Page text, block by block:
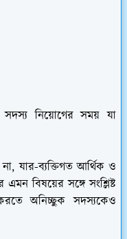
সদস্য নিয়োগের সময় যা
যার-ব্যক্তিগত আর্থিক ও
এমন বিষয়ের সঙ্গে সংশ্লিষ্ট
অনিচ্ছুক সদস্যকেও